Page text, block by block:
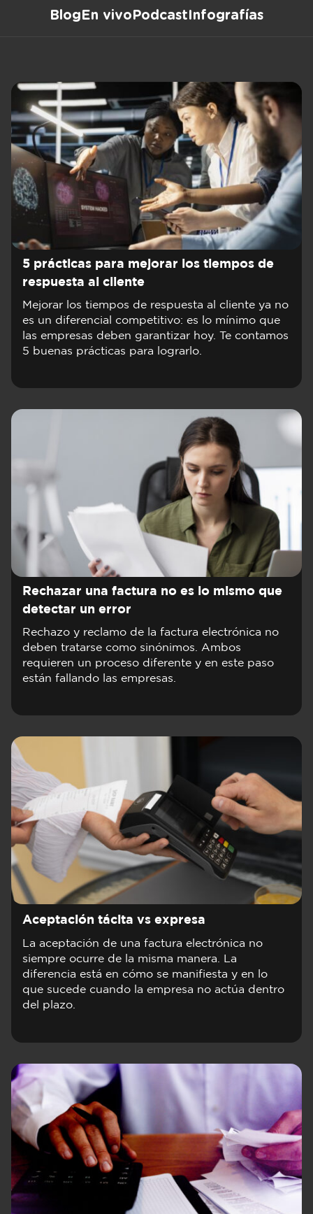
Blog En vivo Podcast Infografías
5 prácticas para mejorar los tiempos de
respuesta al cliente
Mejorar los tiempos de respuesta al cliente ya no
es un diferencial competitivo: es lo mínimo que
las empresas deben garantizar hoy. Te contamos
5 buenas prácticas para lograrlo.
Rechazar una factura no es lo mismo que
detectar un error
Rechazo y reclamo de la factura electrónica no
deben tratarse como sinónimos. Ambos
requieren un proceso diferente y en este paso
están fallando las empresas.
Aceptación tácita vs expresa
La aceptación de una factura electrónica no
siempre ocurre de la misma manera. La
diferencia está en cómo se manifiesta y en lo
que sucede cuando la empresa no actúa dentro
del plazo.